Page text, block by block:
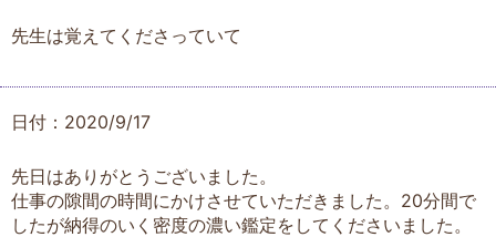
先生は覚えてくださっていて
日付：2020/9/17
先日はありがとうございました。
仕事の隙間の時間にかけさせていただきました。20分間で
したが納得のいく密度の濃い鑑定をしてくださいました。